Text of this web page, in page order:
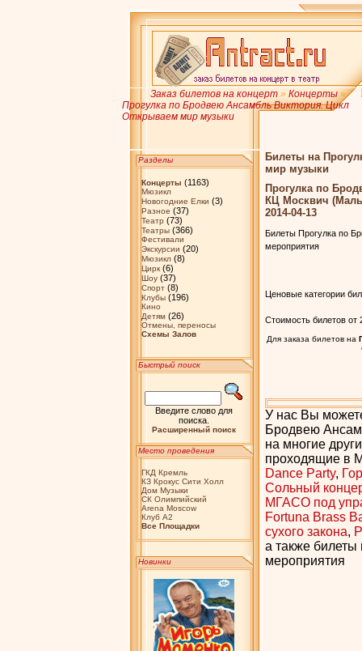
Заказ билетов на концерт» Концерты»
Прогулка по Бродвею Ансамбль Виктория. Цикл
Открываем мир музыки
Разделы
Концерты (1163)
Мюзикл
Новогодние Елки (3)
Разное (37)
Театр (73)
Театры(366)
Фестивали
Экскурсии (20)
Мюзикл(8)
Цирк(6)
Шоу(37)
Спорт(8)
Клубы(196)
Кино
Детям(26)
Отмены, переносы
Схемы Залов
Быстрый поиск
Введите слово для
поиска.
Расширенный поиск
Место проведения
ГКД Кремль
КЗ Крокус Сити Холл
Дом Музыки
СК Олимпийский
Arena Moscow
Клуб А2
Bсе Площадки
Новинки
Билеты на
мир музыки
Прогулка по
КЦ Москвич
2014-04-13
Билеты Прогулка по
мероприятия
Ценовые категории
Стоимость билетов от
Для заказа билетов на
У нас Вы
Бродвею
на многие
проходящие в
Dance Party,
Сольный
МГАСО под
Fortuna Brass
сухого закона,
а также билеты
мероприятия